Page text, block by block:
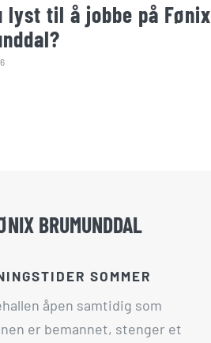
lyst til å jobbe på Fønix
BRUMUNDDAL
SOMMER
åpen samtidig som
er bemannet, stenger et